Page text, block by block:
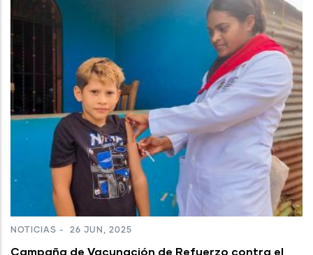
NOTICIAS - 26 JUN, 2025
Campaña de Vacunación de Refuerzo contra el